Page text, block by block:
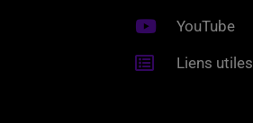
YouTube
Liens utiles